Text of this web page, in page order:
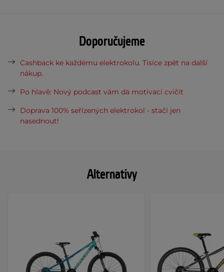
Alternativy
Doporučujeme
Cashback ke každému elektrokolu. Tisíce zpět na další
nákup.
Po hlavě: Nový podcast vám dá motivaci cvičit
Doprava 100% seřízených elektrokol - stačí jen
nasednout!